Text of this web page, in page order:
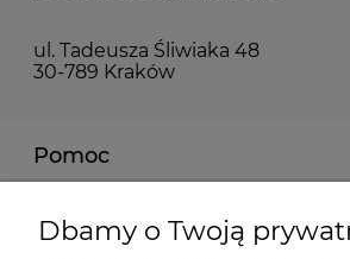
ul. Tadeusza Śliwiaka 48
30-789 Kraków
Pomoc
Moje konto
Dbamy o Twoją